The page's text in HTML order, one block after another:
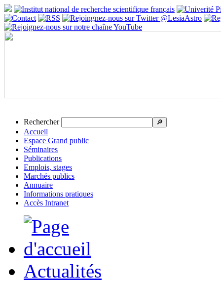
Rechercher 🔎
Accueil
Espace Grand public
Séminaires
Publications
Emplois, stages
Marchés publics
Annuaire
Informations pratiques
Accès Intranet
Actualités